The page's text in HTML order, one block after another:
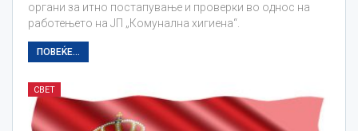
органи за итно постапување и проверки во однос на
работењето на ЈП „Комунална хигиена“.
ПОВЕЌЕ...
СВЕТ